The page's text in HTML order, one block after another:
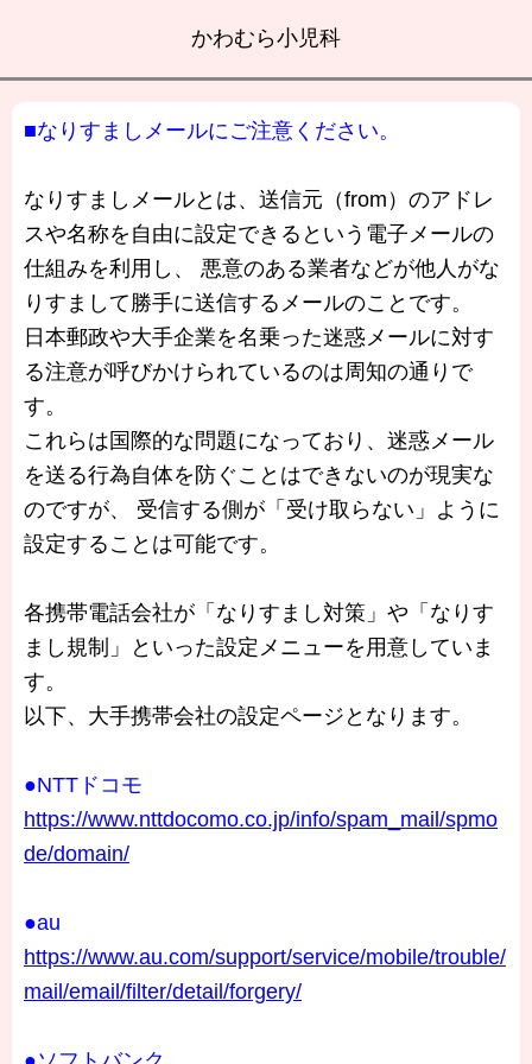
かわむら小児科
■なりすましメールにご注意ください。
なりすましメールとは、送信元（from）のアドレ
スや名称を自由に設定できるという電子メールの
仕組みを利用し、 悪意のある業者などが他人がな
りすまして勝手に送信するメールのことです。
日本郵政や大手企業を名乗った迷惑メールに対す
る注意が呼びかけられているのは周知の通りで
す。
これらは国際的な問題になっており、迷惑メール
を送る行為自体を防ぐことはできないのが現実な
のですが、 受信する側が「受け取らない」ように
設定することは可能です。
各携帯電話会社が「なりすまし対策」や「なりす
まし規制」といった設定メニューを用意していま
す。
以下、大手携帯会社の設定ページとなります。
●NTTドコモ
https://www.nttdocomo.co.jp/info/spam_mail/spmo
de/domain/
●au
https://www.au.com/support/service/mobile/trouble/
mail/email/filter/detail/forgery/